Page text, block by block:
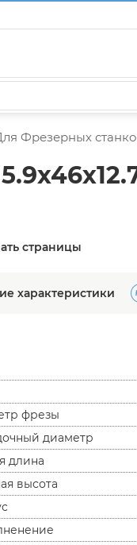
Фрезерных
страницы
характеристики
фрезы
диаметр
длина
высота